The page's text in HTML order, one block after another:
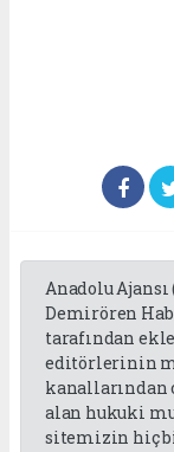
Anadolu Ajansı
Demirören
tarafından
editörlerinin
kanallarından
alan hukuki
sitemizin hiç